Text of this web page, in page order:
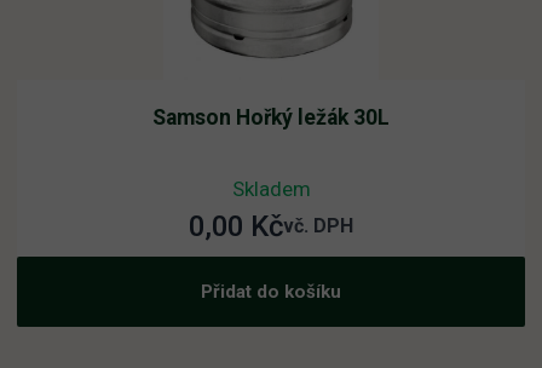
Samson Hořký ležák 30L
Skladem
0,00 Kčvč. DPH
Přidat do košíku